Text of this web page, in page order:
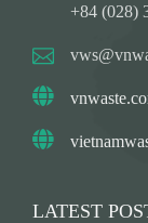
+84 (028)
LATEST